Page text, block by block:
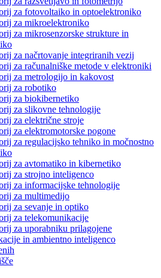
za fotovoltaiko in optoelektroniko
za mikroelektroniko
za mikrosenzorske strukture in
za načrtovanje integriranih vezij
za računalniške metode v elektroniki
za metrologijo in kakovost
za robotiko
za biokibernetiko
za slikovne tehnologije
za električne stroje
za elektromotorske pogone
za regulacijsko tehniko in močnostno
za avtomatiko in kibernetiko
za strojno inteligenco
za informacijske tehnologije
za multimedijo
za sevanje in optiko
za telekomunikacije
za uporabniku prilagojene
in ambientno inteligenco